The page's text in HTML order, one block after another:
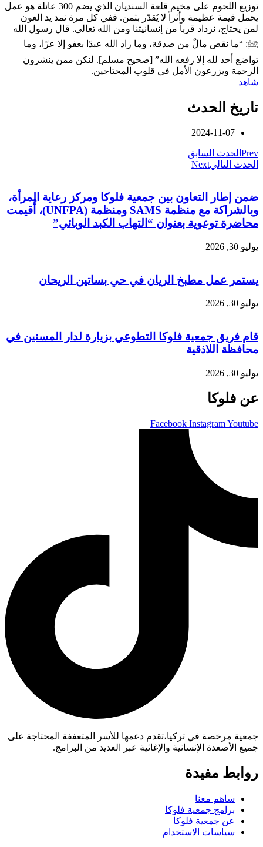
توزيع اللحوم على مخيم قلعة السنديان الذي يضم 300 عائلة هو عمل
يحمل قيمة عظيمة وأثراً لا يُقدّر بثمن. ففي كل مرة نمد يد العون
لمن يحتاج، نزداد قرباً من إنسانيتنا ومن الله تعالى. قال رسول الله
ﷺ: “ما نقص مالٌ من صدقة، وما زاد الله عبدًا بعفو إلا عزًا، وما
تواضع أحد لله إلا رفعه الله” [صحيح مسلم]. لنكن ممن ينشرون
الرحمة ويزرعون الأمل في قلوب المحتاجين.
شاهد
تاريخ الحدث
2024-11-07
Prev الحدث السابق
الحدث التاليNext
ضمن إطار التعاون بين جمعية فلوكا ومركز رعاية المرأة،
وبالشراكة مع منظمة SAMS ومنظمة (UNFPA)، أُقيمت
محاضرة توعوية بعنوان “التهاب الكبد الوبائي”
يوليو 30, 2026
يستمر عمل مطبخ الريان في حي بساتين الريحان
يوليو 30, 2026
قام فريق جمعية فلوكا التطوعي بزيارة لدار المسنين في
محافظة اللاذقية
يوليو 30, 2026
عن فلوكا
Facebook InstagramYoutube
جمعية مرخصة في تركيا،تقدم دعمها للأسر المتعففة المحتاجة على
جميع الأصعدة الإنسانية والإغاثية عبر العديد من البرامج.
روابط مفيدة
ساهم معنا
برامج جمعية فلوكا
عن جمعية فلوكا
سياسات الاستخدام